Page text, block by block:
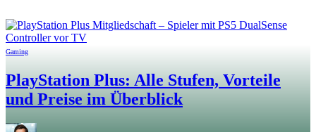
Gaming
PlayStation Plus: Alle Stufen, Vorteile
und Preise im Überblick